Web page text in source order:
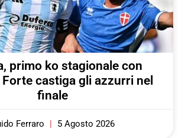
primo ko stagionale con
Forte castiga gli azzurri nel
finale
Ferraro 5 Agosto 2026